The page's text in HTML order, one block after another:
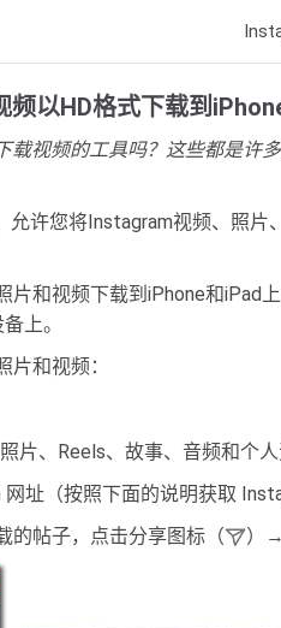
以HD格式下载到
视频的工具吗？这些都是
许您将Instagram视频、照
和视频下载到iPhone和
上。
和视频：
片、Reels、故事、音频和个
址（按照下面的说明获取
的帖子，点击分享图标（
）→